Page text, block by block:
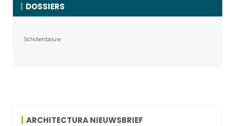
DOSSIERS
Scholenbouw
ARCHITECTURA NIEUWSBRIEF